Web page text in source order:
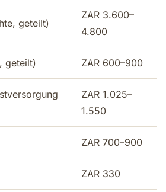
geteilt)
ZAR 3.600–
4.800
geteilt) ZAR 600–900
ZAR 1.025–
1.550
ZAR 700–900
ZAR 330